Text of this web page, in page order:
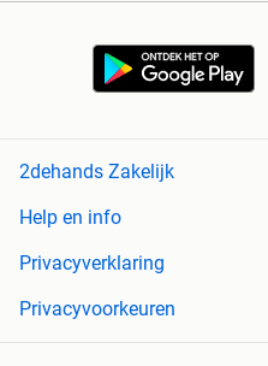
2dehands Zakelijk
Help en info
Privacyverklaring
Privacyvoorkeuren